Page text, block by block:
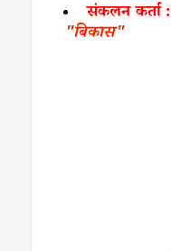
संकलन कर्ता :
"बिकास"